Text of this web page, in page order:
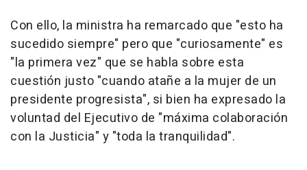
Con ello, la ministra ha remarcado que "esto ha
sucedido siempre" pero que "curiosamente" es
"la primera vez" que se habla sobre esta
cuestión justo "cuando atañe a la mujer de un
presidente progresista", si bien ha expresado la
voluntad del Ejecutivo de "máxima colaboración
con la Justicia" y "toda la tranquilidad".